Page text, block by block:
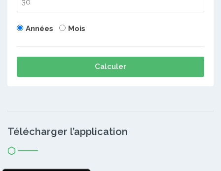
Années Mois
Calculer
Télécharger l’application